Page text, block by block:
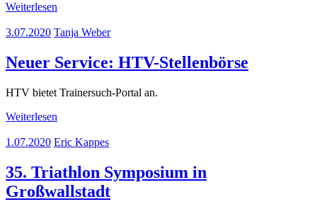
Weiterlesen
3.07.2020 Tanja Weber
Neuer Service: HTV-Stellenbörse
HTV bietet Trainersuch-Portal an.
Weiterlesen
1.07.2020 Eric Kappes
35. Triathlon Symposium in
Großwallstadt